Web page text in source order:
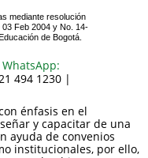
mediante resolución
Feb 2004 y No. 14-
de Bogotá.
WhatsApp:
494 1230 |
énfasis en el
y capacitar de una
ayuda de convenios
institucionales, por ello,